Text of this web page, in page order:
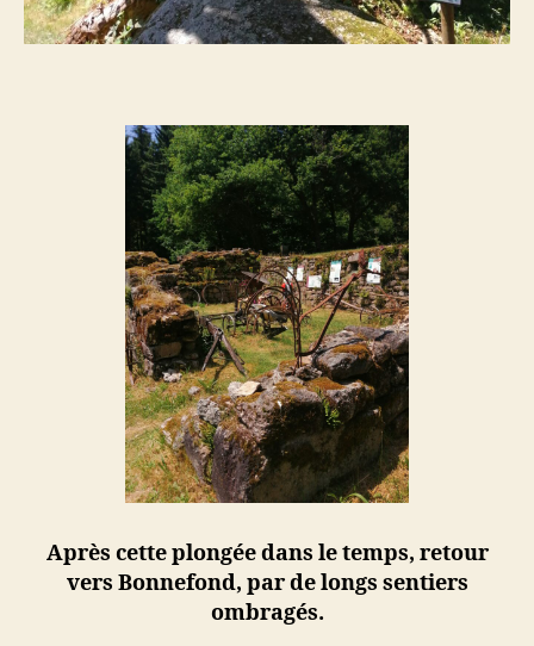
Après cette plongée dans le temps, retour
vers Bonnefond, par de longs sentiers
ombragés.